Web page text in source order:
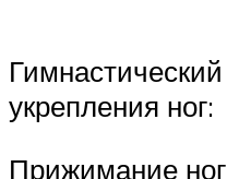
укрепления ног:
Прижимание